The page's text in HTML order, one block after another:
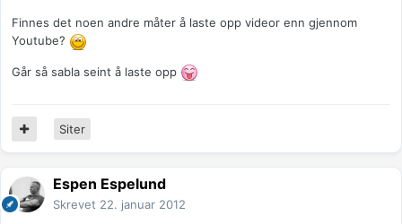
Finnes det noen andre måter å laste opp videor enn gjennom
Youtube?
Går så sabla seint å laste opp
Siter
Espen Espelund
Skrevet 22. januar 2012